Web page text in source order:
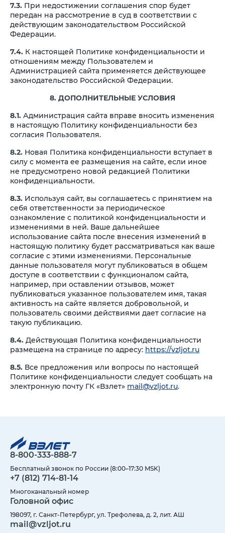
7.3. При недостижении соглашения спор будет
передан на рассмотрение в суд в соответствии с
действующим законодательством Российской
Федерации.
7.4. К настоящей Политике конфиденциальности и
отношениям между Пользователем и
Администрацией сайта применяется действующее
законодательство Российской Федерации.
8. ДОПОЛНИТЕЛЬНЫЕ УСЛОВИЯ
8.1. Администрация сайта вправе вносить изменения
в настоящую Политику конфиденциальности без
согласия Пользователя.
8.2. Новая Политика конфиденциальности вступает в
силу с момента ее размещения на сайте, если иное
не предусмотрено новой редакцией Политики
конфиденциальности.
8.3. Используя сайт, вы соглашаетесь с принятием на
себя ответственности за периодическое
ознакомление с политикой конфиденциальности и
изменениями в ней. Ваше дальнейшее
использование сайта после внесения изменений в
настоящую политику будет рассматриваться как ваше
согласие с этими изменениями. Персональные
данные пользователя могут публиковаться в общем
доступе в соответствии с функционалом сайта,
например, при оставлении отзывов, может
публиковаться указанное пользователем имя, такая
активность на сайте является добровольной, и
пользователь своими действиями дает согласие на
такую публикацию.
8.4. Действующая Политика конфиденциальности
размещена на странице по адресу: https://vzljot.ru
8.5. Все предложения или вопросы по настоящей
Политике конфиденциальности следует сообщать на
электронную почту ГК «Взлет» mail@vzljot.ru.
8-800-333-888-7
Бесплатный звонок по России (8:00–17:30 MSK)
+7 (812) 714-81-14
Многоканальный номер
Головной офис
198097, г. Санкт-Петербург, ул. Трефолева, д. 2, лит. АШ
mail@vzljot.ru